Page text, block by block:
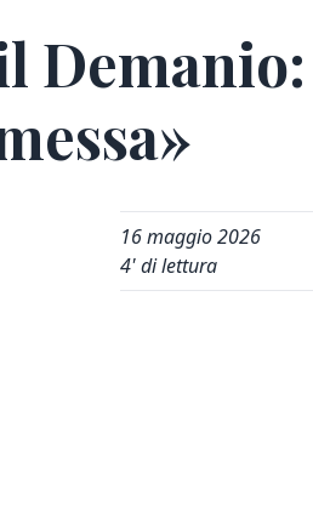
Demanio:
16 maggio 2026
4' di lettura